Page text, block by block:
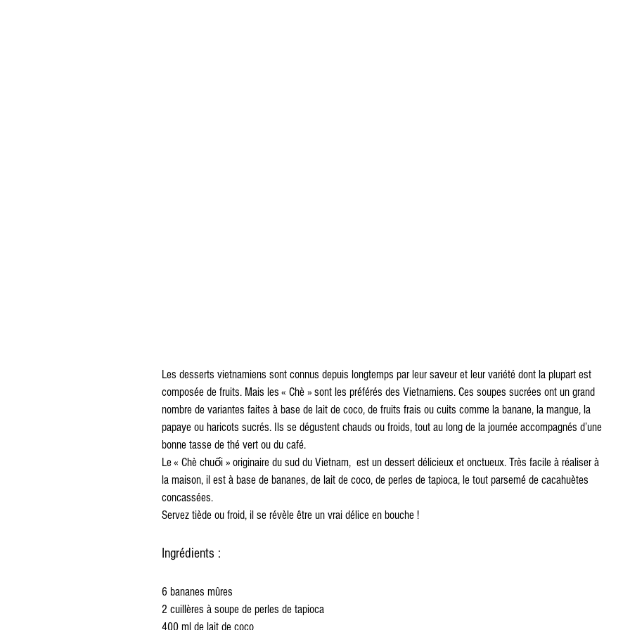
Les desserts vietnamiens sont connus depuis longtemps par leur saveur et leur variété dont la plupart est
composée de fruits. Mais les « Chè » sont les préférés des Vietnamiens. Ces soupes sucrées ont un grand
nombre de variantes faites à base de lait de coco, de fruits frais ou cuits comme la banane, la mangue, la
papaye ou haricots sucrés. Ils se dégustent chauds ou froids, tout au long de la journée accompagnés d’une
bonne tasse de thé vert ou du café.
Le « Chè chuối » originaire du sud du Vietnam,  est un dessert délicieux et onctueux. Très facile à réaliser à
la maison, il est à base de bananes, de lait de coco, de perles de tapioca, le tout parsemé de cacahuètes
concassées.
Servez tiède ou froid, il se révèle être un vrai délice en bouche !
Ingrédients :
6 bananes mûres
2 cuillères à soupe de perles de tapioca
400 ml de lait de coco